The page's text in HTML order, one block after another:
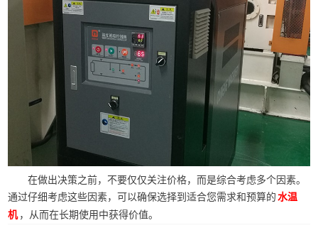
在做出决策之前，不要仅仅关注价格，而是综合考虑多个因素。
通过仔细考虑这些因素，可以确保选择到适合您需求和预算的 水温
机 ，从而在长期使用中获得价值。